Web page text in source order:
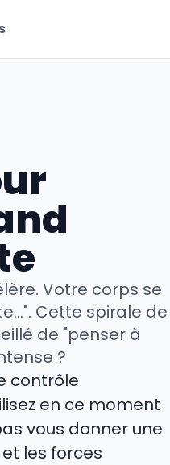
Votre corps se
Cette spirale de
de "penser à
?
contrôle
en ce moment
vous donner une
les forces